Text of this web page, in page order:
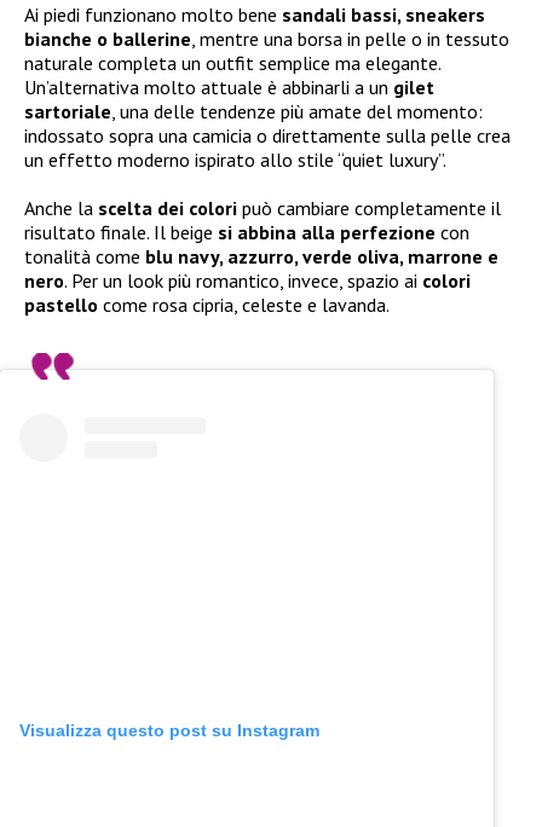
Ai piedi funzionano molto bene sandali bassi, sneakers
bianche o ballerine , mentre una borsa in pelle o in tessuto
naturale completa un outfit semplice ma elegante.
Un’alternativa molto attuale è abbinarli a un gilet
sartoriale , una delle tendenze più amate del momento:
indossato sopra una camicia o direttamente sulla pelle crea
un effetto moderno ispirato allo stile “quiet luxury”.
Anche la scelta dei colori può cambiare completamente il
risultato finale. Il beige si abbina alla perfezione con
tonalità come blu navy, azzurro, verde oliva, marrone e
nero. Per un look più romantico, invece, spazio ai colori
pastello come rosa cipria, celeste e lavanda.
Visualizza questo post su Instagram